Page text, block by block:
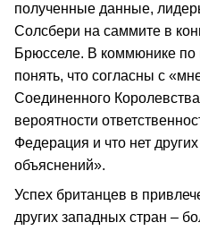
полученные данные,
Солсбери на саммите в
Брюсселе. В коммюнике по
понять, что согласны с
Соединенного
вероятности
Федерация и что нет
объяснений».
Успех британцев в
других западных стран –